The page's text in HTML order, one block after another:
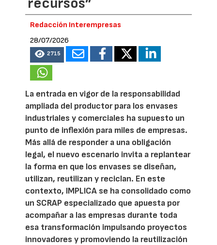
recursos”
Redacción Interempresas
28/07/2026
2715
La entrada en vigor de la responsabilidad
ampliada del productor para los envases
industriales y comerciales ha supuesto un
punto de inflexión para miles de empresas.
Más allá de responder a una obligación
legal, el nuevo escenario invita a replantear
la forma en que los envases se diseñan,
utilizan, reutilizan y reciclan. En este
contexto, IMPLICA se ha consolidado como
un SCRAP especializado que apuesta por
acompañar a las empresas durante toda
esa transformación impulsando proyectos
innovadores y promoviendo la reutilización